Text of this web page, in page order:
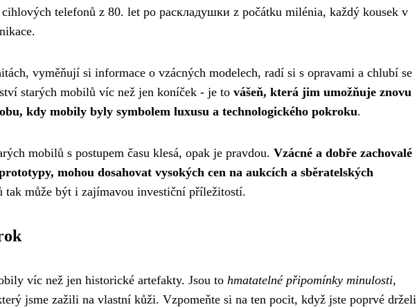
telefonů z 80. let po раскладушки z počátku milénia, každý kousek v
vyměňují si informace o vzácných modelech, radí si s opravami a chlubí se
starých mobilů víc než jen koníček - je to vášeň, která jim umožňuje znovu
kdy mobily byly symbolem luxusu a technologického pokroku.
mobilů s postupem času klesá, opak je pravdou. Vzácné a dobře zachovalé
mohou dosahovat vysokých cen na aukcích a sběratelských
tak může být i zajímavou investiční příležitostí.
víc než jen historické artefakty. Jsou to hmatatelné připomínky minulosti,
jsme zažili na vlastní kůži. Vzpomeňte si na ten pocit, když jste poprvé drželi